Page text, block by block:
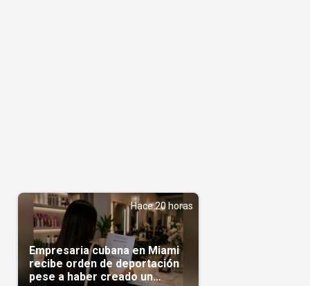
Hace 20 horas
Empresaria cubana en Miami
recibe orden de deportación
pese a haber creado un